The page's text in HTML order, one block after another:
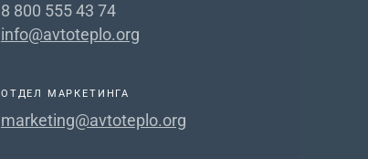
8 800 555 43 74
info@avtoteplo.org
ОТДЕЛ МАРКЕТИНГА
marketing@avtoteplo.org